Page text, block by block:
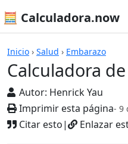
🧮 Calculadora.now
Inicio › Salud › Embarazo
Calculadora de
Autor: Henrick Yau
Imprimir esta página- 9
Citar esto| Enlazar
Calculadoras